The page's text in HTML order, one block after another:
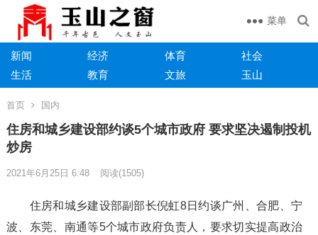
菜单
新闻 经济 体育
社会
生活
教育 文旅 玉山
首页 国内
住房和城乡建设部约谈5个城市政府 要求坚决遏制投机
炒房
2021年6月25日 6:48 阅读(1505)
住房和城乡建设部副部长倪虹8日约谈广州、合肥、宁
波、东莞、南通等5个城市政府负责人，要求切实提高政治